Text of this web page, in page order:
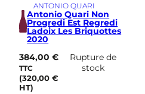
ANTONIO QUARI
Antonio Quari Non
Progredi Est Regredi
Ladoix Les Briquottes
2020
384,00€
TTC
(320,00€
HT)
Rupture de
stock